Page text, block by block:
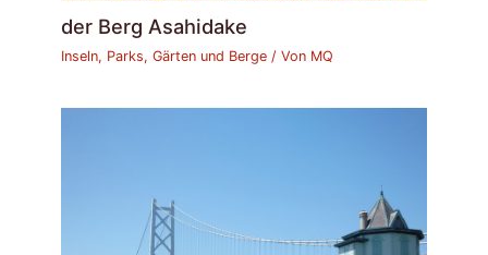
der Berg Asahidake
Inseln, Parks, Gärten und Berge / Von MQ